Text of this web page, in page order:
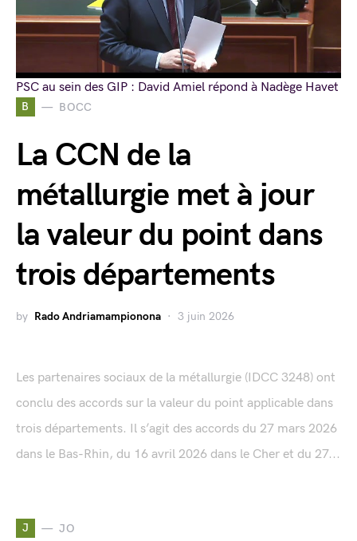
B BOCC
La CCN de la
métallurgie met à jour
la valeur du point dans
trois départements
by Rado Andriamampionona 3 juin 2026
Les partenaires sociaux de la métallurgie (IDCC 3248) ont
conclu des accords sur la valeur du point applicable dans
trois départements. Il s’agit des accords du 27 mars 2026
dans le Bas-Rhin, du 16 avril 2026 dans le Cher et du 27...
J JO
PSC au sein des GIP : David Amiel répond à Nadège Havet